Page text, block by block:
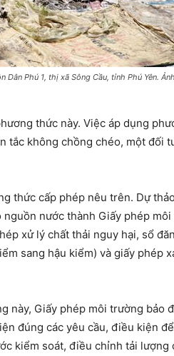
Phú 1, thị xã Sông Cầu, tỉnh Phú Yên.
thức này. Việc áp dụng
không chồng chéo, một đối
thức cấp phép nêu trên. Dự
nước thành Giấy phép
xử lý chất thải nguy hại, sổ
sang hậu kiểm) và giấy phép
Giấy phép môi trường bảo
đúng các yêu cầu, điều kiện
kiểm soát, điều chỉnh tải